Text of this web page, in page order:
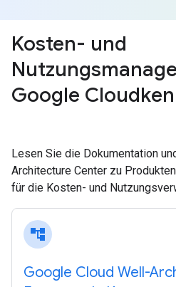
Kosten- und
Google
Lesen Sie die Dokumentation
Architecture Center zu
für die Kosten- und
account_tree
Google Cloud Well-